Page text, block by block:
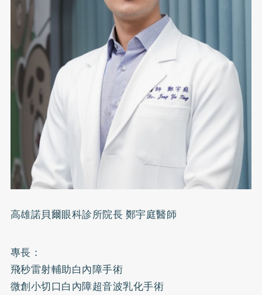
高雄諾貝爾眼科診所院長 鄭宇庭醫師
專長：
飛秒雷射輔助白內障手術
微創小切口白內障超音波乳化手術